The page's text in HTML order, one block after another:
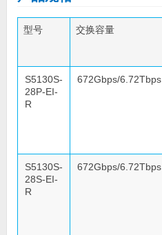
型号 交换容量
S5130S-
28P-EI-
R
672Gbps/6.72Tbps
S5130S-
28S-EI-
R
672Gbps/6.72Tbps